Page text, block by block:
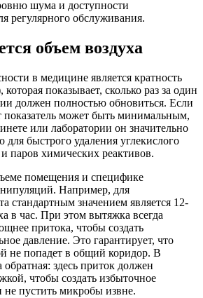
шума и доступности
регулярного обслуживания.
объем воздуха
в медицине является кратность
показывает, сколько раз за один
должен полностью обновиться. Если
показатель может быть минимальным,
или лаборатории он значительно
быстрого удаления углекислого
и паров химических реактивов.
помещения и специфике
Например, для
стандартным значением является 12-
в час. При этом вытяжка всегда
притока, чтобы создать
давление. Это гарантирует, что
не попадет в общий коридор. В
здесь приток должен
чтобы создать избыточное
не пустить микробы извне.